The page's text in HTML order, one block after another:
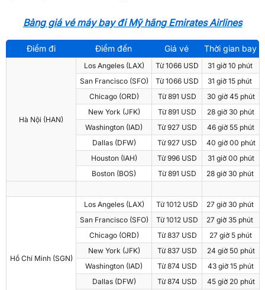
Bảng giá vé máy bay đi Mỹ hãng Emirates Airlines
Điểm đi Điểm đến Giá vé Thời gian bay
Hà Nội (HAN)
Los Angeles (LAX) Từ 1066 USD
31 giờ 10 phút
San Francisco (SFO)
Từ 1066 USD
31 giờ 15 phút
Chicago (ORD)
Từ 891 USD
30 giờ 45 phút
New York (JFK)
Từ 891 USD
28 giờ 30 phút
Washington (IAD)
Từ 927 USD
46 giờ 55 phút
Dallas (DFW)
Từ 927 USD
40 giờ 00 phút
Houston (IAH)
Từ 996 USD
31 giờ 00 phút
Boston (BOS)
Từ 891 USD 28 giờ 30 phút
Hồ Chí Minh (SGN)
Los Angeles (LAX) Từ 1012 USD
27 giờ 30 phút
San Francisco (SFO)
Từ 1012 USD
27 giờ 35 phút
Chicago (ORD)
Từ 837 USD
27 giờ 5 phút
New York (JFK)
Từ 837 USD
24 giờ 50 phút
Washington (IAD)
Từ 874 USD
43 giờ 15 phút
Dallas (DFW)
Từ 874 USD
45 giờ 20 phút